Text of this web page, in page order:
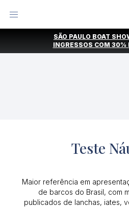
SÃO PAULO BOAT
INGRESSOS COM 30%
Teste
Maior referência em
de barcos do Brasil, com
publicados de lanchas, iates,